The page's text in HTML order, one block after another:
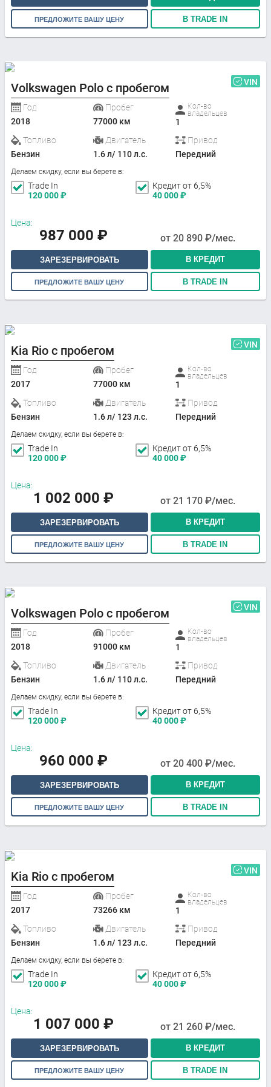
ПРЕДЛОЖИТЕ ВАШУ ЦЕНУ В TRADE IN
Volkswagen Polo с пробегом VIN
Год
2018
Пробег
77000 км
Кол-во
владельцев
1
Топливо
Бензин
Двигатель
1.6 л/ 110 л.с.
Привод
Передний
Делаем скидку, если вы берете в:
Trade In
120 000₽
Кредит от 6,5%
40 000₽
Цена:
987 000 ₽ от 20 890 ₽/мес.
ЗАРЕЗЕРВИРОВАТЬ В КРЕДИТ
ПРЕДЛОЖИТЕ ВАШУ ЦЕНУ В TRADE IN
Kia Rio с пробегом VIN
Год
2017
Пробег
77000 км
Кол-во
владельцев
1
Топливо
Бензин
Двигатель
1.6 л/ 123 л.с.
Привод
Передний
Делаем скидку, если вы берете в:
Trade In
120 000₽
Кредит от 6,5%
40 000₽
Цена:
1 002 000 ₽ от 21 170 ₽/мес.
ЗАРЕЗЕРВИРОВАТЬ В КРЕДИТ
ПРЕДЛОЖИТЕ ВАШУ ЦЕНУ В TRADE IN
Volkswagen Polo с пробегом VIN
Год
2018
Пробег
91000 км
Кол-во
владельцев
1
Топливо
Бензин
Двигатель
1.6 л/ 110 л.с.
Привод
Передний
Делаем скидку, если вы берете в:
Trade In
120 000₽
Кредит от 6,5%
40 000₽
Цена:
960 000 ₽ от 20 400 ₽/мес.
ЗАРЕЗЕРВИРОВАТЬ В КРЕДИТ
ПРЕДЛОЖИТЕ ВАШУ ЦЕНУ В TRADE IN
Kia Rio с пробегом VIN
Год
2017
Пробег
73266 км
Кол-во
владельцев
1
Топливо
Бензин
Двигатель
1.6 л/ 123 л.с.
Привод
Передний
Делаем скидку, если вы берете в:
Trade In
120 000₽
Кредит от 6,5%
40 000₽
Цена:
1 007 000 ₽ от 21 260 ₽/мес.
ЗАРЕЗЕРВИРОВАТЬ В КРЕДИТ
ПРЕДЛОЖИТЕ ВАШУ ЦЕНУ В TRADE IN